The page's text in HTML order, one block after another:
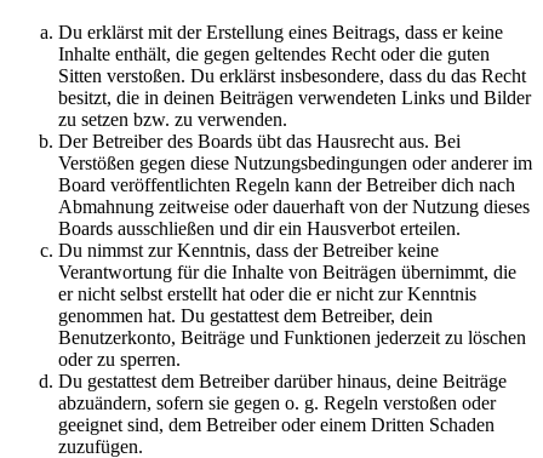
Du erklärst mit der Erstellung eines Beitrags, dass er keine
Inhalte enthält, die gegen geltendes Recht oder die guten
Sitten verstoßen. Du erklärst insbesondere, dass du das Recht
besitzt, die in deinen Beiträgen verwendeten Links und Bilder
zu setzen bzw. zu verwenden.
Der Betreiber des Boards übt das Hausrecht aus. Bei
Verstößen gegen diese Nutzungsbedingungen oder anderer im
Board veröffentlichten Regeln kann der Betreiber dich nach
Abmahnung zeitweise oder dauerhaft von der Nutzung dieses
Boards ausschließen und dir ein Hausverbot erteilen.
Du nimmst zur Kenntnis, dass der Betreiber keine
Verantwortung für die Inhalte von Beiträgen übernimmt, die
er nicht selbst erstellt hat oder die er nicht zur Kenntnis
genommen hat. Du gestattest dem Betreiber, dein
Benutzerkonto, Beiträge und Funktionen jederzeit zu löschen
oder zu sperren.
Du gestattest dem Betreiber darüber hinaus, deine Beiträge
abzuändern, sofern sie gegen o. g. Regeln verstoßen oder
geeignet sind, dem Betreiber oder einem Dritten Schaden
zuzufügen.